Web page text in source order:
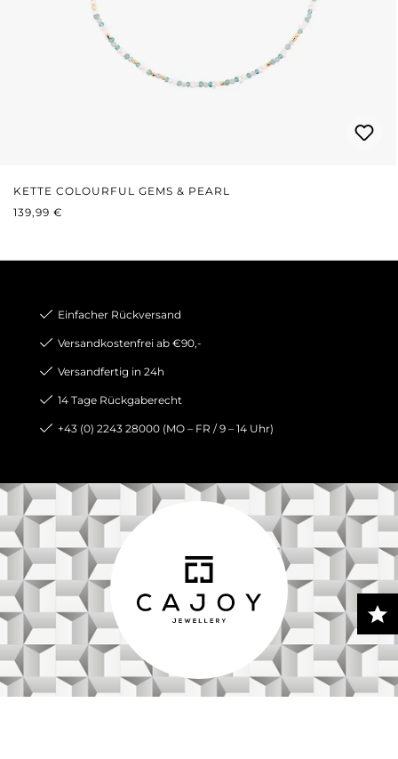
KETTE COLOURFUL GEMS & PEARL
REGULÄRER PREIS:
139,99 €
Einfacher Rückversand
Versandkostenfrei ab €90,-
Versandfertig in 24h
14 Tage Rückgaberecht
+43 (0) 2243 28000 (MO – FR / 9 – 14 Uhr)